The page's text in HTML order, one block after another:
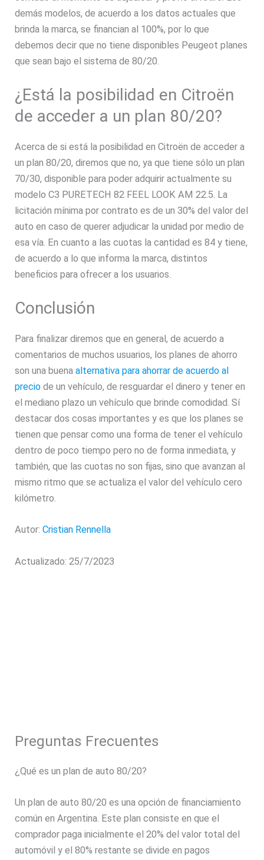
demás modelos, de acuerdo a los datos actuales que
brinda la marca, se financian al 100%, por lo que
debemos decir que no tiene disponibles Peugeot planes
que sean bajo el sistema de 80/20.
¿Está la posibilidad en Citroën
de acceder a un plan 80/20?
Acerca de si está la posibilidad en Citroën de acceder a
un plan 80/20, diremos que no, ya que tiene sólo un plan
70/30, disponible para poder adquirir actualmente su
modelo C3 PURETECH 82 FEEL LOOK AM 22.5. La
licitación mínima por contrato es de un 30% del valor del
auto en caso de querer adjudicar la unidad por medio de
esa vía. En cuanto a las cuotas la cantidad es 84 y tiene,
de acuerdo a lo que informa la marca, distintos
beneficios para ofrecer a los usuarios.
Conclusión
Para finalizar diremos que en general, de acuerdo a
comentarios de muchos usuarios, los planes de ahorro
son una buenaalternativa para ahorrar de acuerdo al
precio de un vehículo, de resguardar el dinero y tener en
el mediano plazo un vehículo que brinde comodidad. Sí
destacar dos cosas importantes y es que los planes se
tienen que pensar como una forma de tener el vehículo
dentro de poco tiempo pero no de forma inmediata, y
también, que las cuotas no son fijas, sino que avanzan al
mismo ritmo que se actualiza el valor del vehículo cero
kilómetro.
Autor:Cristian Rennella
Actualizado: 25/7/2023
Preguntas Frecuentes
¿Qué es un plan de auto 80/20?
Un plan de auto 80/20 es una opción de financiamiento
común en Argentina. Este plan consiste en que el
comprador paga inicialmente el 20% del valor total del
automóvil y el 80% restante se divide en pagos